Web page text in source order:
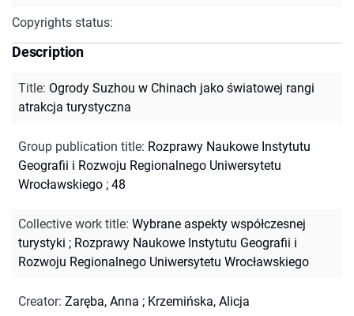
Copyrights status:
Description
Title: Ogrody Suzhou w Chinach jako światowej rangi
atrakcja turystyczna
Group publication title: Rozprawy Naukowe Instytutu
Geografii i Rozwoju Regionalnego Uniwersytetu
Wrocławskiego ; 48
Collective work title: Wybrane aspekty współczesnej
turystyki ; Rozprawy Naukowe Instytutu Geografii i
Rozwoju Regionalnego Uniwersytetu Wrocławskiego
Creator: Zaręba, Anna ; Krzemińska, Alicja